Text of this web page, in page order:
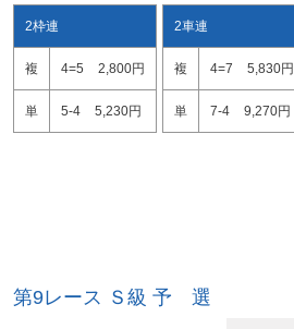
2枠連
複 4=5 2,800円
単 5-4 5,230円
2車連
複 4=7 5,830円
単 7-4 9,270円
第9レース Ｓ級 予 選